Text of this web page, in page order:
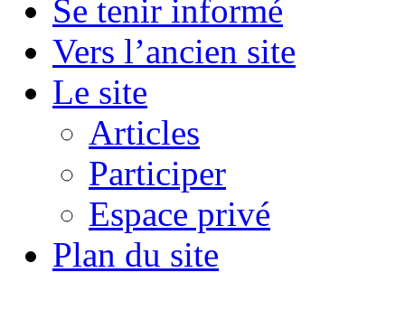
Se tenir informé
Vers l’ancien site
Le site
Articles
Participer
Espace privé
Plan du site